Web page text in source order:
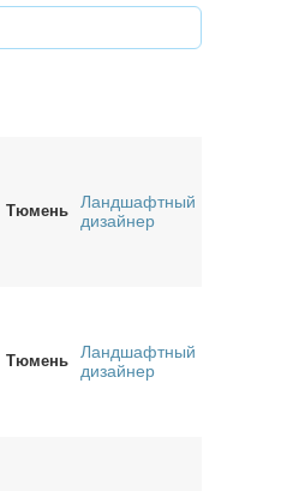
Тюмень
Ландшафтный
дизайнер
Тюмень
Ландшафтный
дизайнер